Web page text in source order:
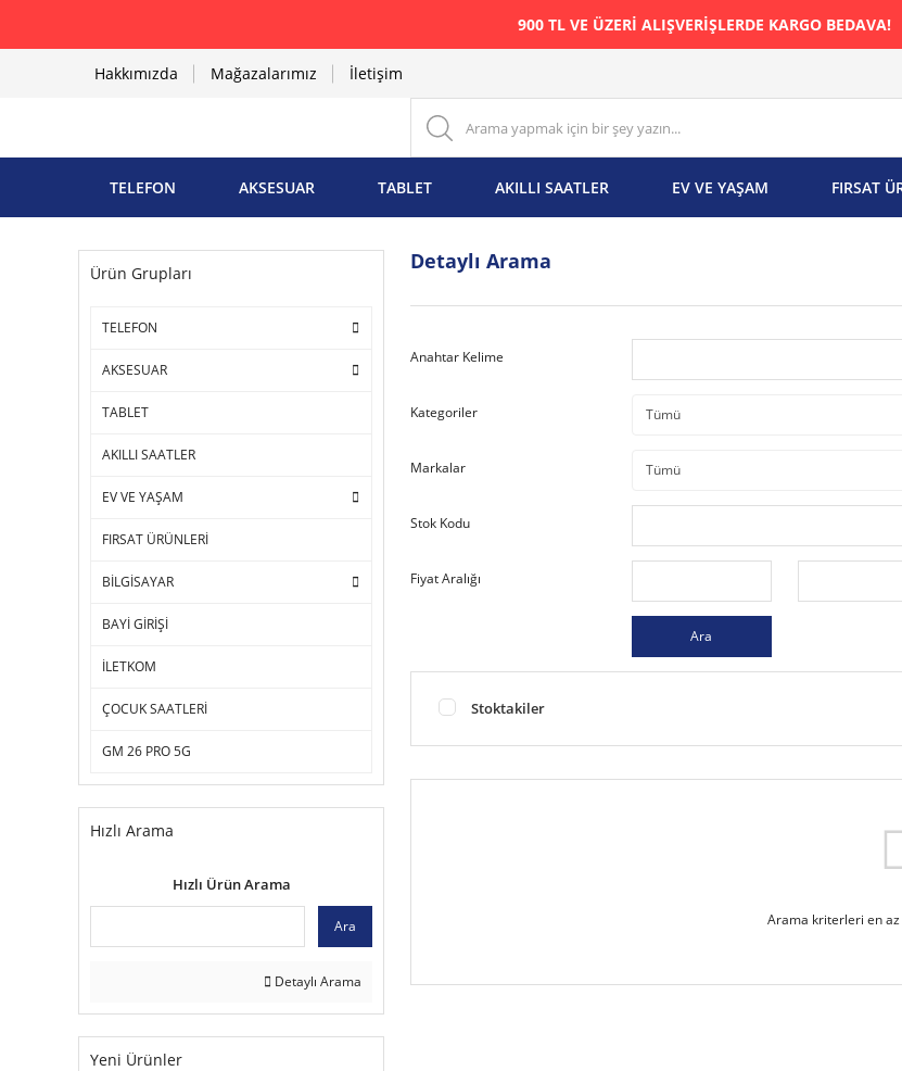
900 TL VE ÜZERİ ALIŞVERİŞLERDE KARGO BEDAVA!
Hakkımızda Mağazalarımız İletişim
TELEFON AKSESUAR TABLET AKILLI SAATLER EV VE YAŞAM FIRSAT
Ürün Grupları
TELEFON
AKSESUAR
TABLET
AKILLI SAATLER
EV VE YAŞAM
FIRSAT ÜRÜNLERİ
BİLGİSAYAR
BAYİ GİRİŞİ
İLETKOM
ÇOCUK SAATLERİ
GM 26 PRO 5G
Hızlı Arama
Hızlı Ürün Arama
Ara
Detaylı Arama
Yeni Ürünler
Detaylı Arama
Anahtar Kelime
Kategoriler
Markalar
Stok Kodu
Fiyat Aralığı
Ara
Stoktakiler
Arama kriterleri en az